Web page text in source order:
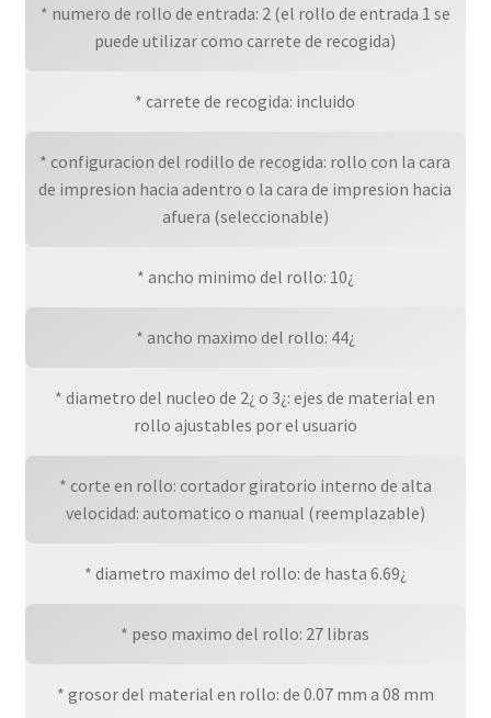
* numero de rollo de entrada: 2 (el rollo de entrada 1 se
puede utilizar como carrete de recogida)
* carrete de recogida: incluido
* configuracion del rodillo de recogida: rollo con la cara
de impresion hacia adentro o la cara de impresion hacia
afuera (seleccionable)
* ancho minimo del rollo: 10¿
* ancho maximo del rollo: 44¿
* diametro del nucleo de 2¿ o 3¿: ejes de material en
rollo ajustables por el usuario
* corte en rollo: cortador giratorio interno de alta
velocidad: automatico o manual (reemplazable)
* diametro maximo del rollo: de hasta 6.69¿
* peso maximo del rollo: 27 libras
* grosor del material en rollo: de 0.07 mm a 08 mm